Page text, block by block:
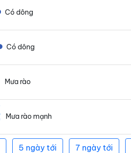
Có dông
Có dông
Mưa rào
Mưa rào mạnh
5 ngày tới 7 ngày tới